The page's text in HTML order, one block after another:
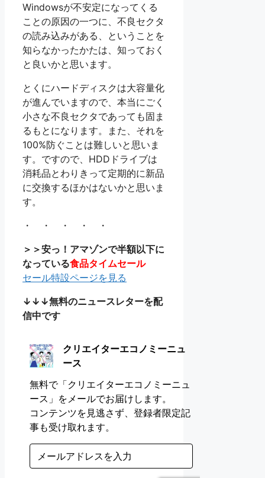
Windowsが不安定になってくる
ことの原因の一つに、不良セクタ
の読み込みがある、ということを
知らなかったかたは、知っておく
と良いかと思います。
とくにハードディスクは大容量化
が進んでいますので、本当にごく
小さな不良セクタであっても固ま
るもとになります。また、それを
100%防ぐことは難しいと思いま
す。ですので、HDDドライブは
消耗品とわりきって定期的に新品
に交換するほかはないかと思いま
す。
・ ・ ・ ・ ・
＞＞安っ！アマゾンで半額以下に
なっている食品タイムセール
セール特設ページを見る
↓↓↓無料のニュースレターを配
信中です